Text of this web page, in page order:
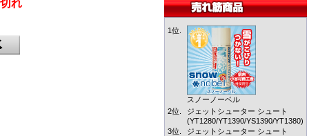
れ
1位.
スノーノーベル
2位.
ジェットシューター シュート
(YT1280/YT1390/YS1390/YT1380)
3位.
ジェットシューター シュート